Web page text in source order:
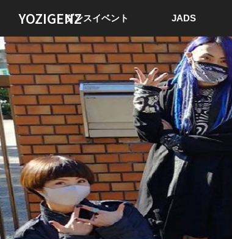
YOZIGENZダンスイベント JADS